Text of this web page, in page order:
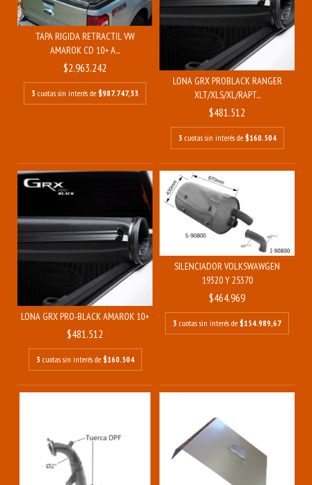
TAPA RIGIDA RETRACTIL VW
AMAROK CD 10+ A...
$2.963.242
3 cuotas sin interés de $987.747,33
LONA GRX PROBLACK RANGER
XLT/XLS/XL/RAPT...
$481.512
3 cuotas sin interés de $160.504
LONA GRX PRO-BLACK AMAROK 10+
$481.512
3 cuotas sin interés de $160.504
SILENCIADOR VOLKSWAWGEN
19320 Y 25370
$464.969
3 cuotas sin interés de $154.989,67